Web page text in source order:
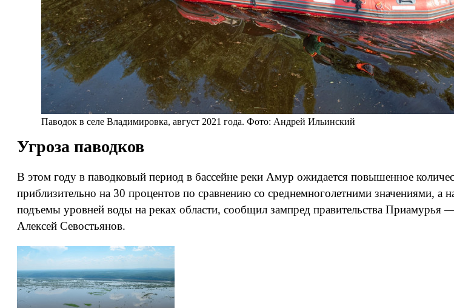
Паводок в селе Владимировка, август 2021 года. Фото: Андрей Ильинский
Угроза паводков
В этом году в паводковый период в бассейне реки Амур ожидается повышенное
приблизительно на 30 процентов по сравнению со среднемноголетними значениями,
подъемы уровней воды на реках области, сообщил зампред правительства Приамурья
Алексей Севостьянов.